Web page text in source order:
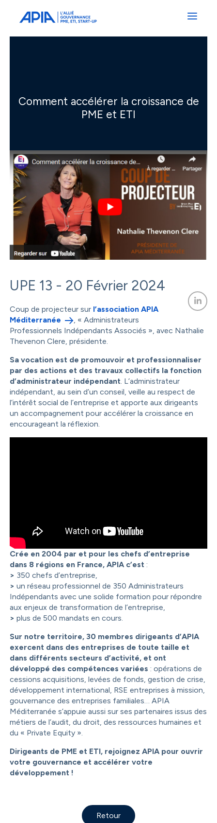
Professionnels
Indépendants
Comment accélérer la croissance de
PME et ETI
UPE 13 - 20 Février 2024
Coup de projecteur sur l’association APIA
Méditerranée
, « Administrateurs
Professionnels Indépendants Associés », avec Nathalie
Thevenon Clere, présidente.
Sa vocation est de promouvoir et professionnaliser
par des actions et des travaux collectifs la fonction
d’administrateur indépendant. L’administrateur
indépendant, au sein d’un conseil, veille au respect de
l’intérêt social de l’entreprise et apporte aux dirigeants
un accompagnement pour accélérer la croissance en
encourageant la réflexion.
Crée en 2004 par et pour les chefs d’entreprise
dans 8 régions en France, APIA c’est :
> 350 chefs d’entreprise,
> un réseau professionnel de 350 Administrateurs
Indépendants avec une solide formation pour répondre
aux enjeux de transformation de l’entreprise,
> plus de 500 mandats en cours.
Sur notre territoire, 30 membres dirigeants d’APIA
exercent dans des entreprises de toute taille et
dans différents secteurs d’activité, et ont
développé des compétences variées : opérations de
cessions acquisitions, levées de fonds, gestion de crise,
développement international, RSE entreprises à mission,
gouvernance des entreprises familiales… APIA
Méditerranée s’appuie aussi sur ses partenaires issus des
métiers de l’audit, du droit, des ressources humaines et
du « Private Equity ».
Dirigeants de PME et ETI, rejoignez APIA pour ouvrir
votre gouvernance et accélérer votre
développement !
Retour